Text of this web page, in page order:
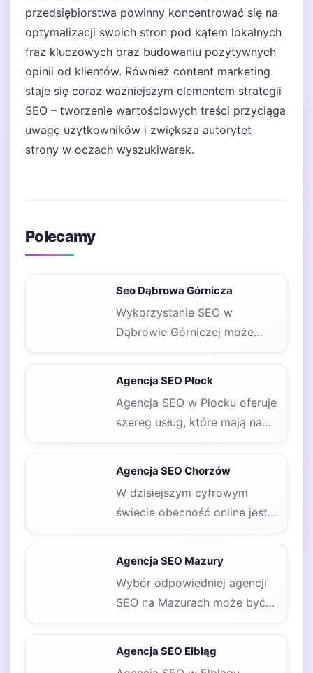
przedsiębiorstwa powinny koncentrować się na
optymalizacji swoich stron pod kątem lokalnych
fraz kluczowych oraz budowaniu pozytywnych
opinii od klientów. Również content marketing
staje się coraz ważniejszym elementem strategii
SEO – tworzenie wartościowych treści przyciąga
uwagę użytkowników i zwiększa autorytet
strony w oczach wyszukiwarek.
Polecamy
Seo Dąbrowa Górnicza
Wykorzystanie SEO w
Dąbrowie Górniczej może
przynieść znaczące korzyści
przedsiębiorstw. Aby…
Agencja SEO Płock
Agencja SEO w Płocku oferuje
szereg usług, które mają na
celu poprawę widoczności
Agencja SEO Chorzów
W dzisiejszym cyfrowym
świecie obecność online jest
fundamentem sukcesu każdej
wielkości…
Agencja SEO Mazury
Wybór odpowiedniej agencji
SEO na Mazurach może być
kluczowy dla sukcesu Twojej
Agencja SEO Elbląg